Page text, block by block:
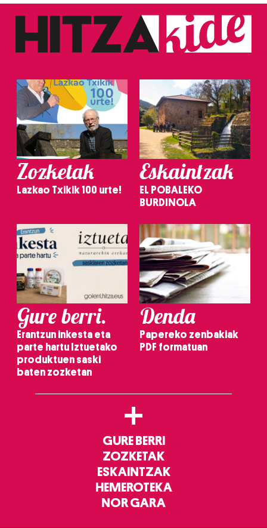
Zozketak
Lazkao Txikik 100 urte!
Eskaintzak
EL POBALEKO
BURDINOLA
Gure berri.
Erantzun inkesta eta
parte hartu Iztuetako
produktuen saski
baten zozketan
Denda
Papereko zenbakiak
PDF formatuan
+
GURE BERRI
ZOZKETAK
ESKAINTZAK
HEMEROTEKA
NOR GARA